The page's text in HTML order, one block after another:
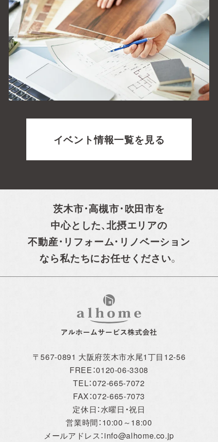
イベント情報一覧を見る
茨木市・高槻市・吹田市を
中心とした、 北摂エリアの
不動産・リフォーム・リノベーション
なら私たちにお任せください。
〒567-0891 大阪府茨木市水尾1丁目12-56
FREE：0120-06-3308
TEL：072-665-7072
FAX：072-665-7073
定休日：水曜日・祝日
営業時間：10:00～18:00
メールアドレス：info@alhome.co.jp